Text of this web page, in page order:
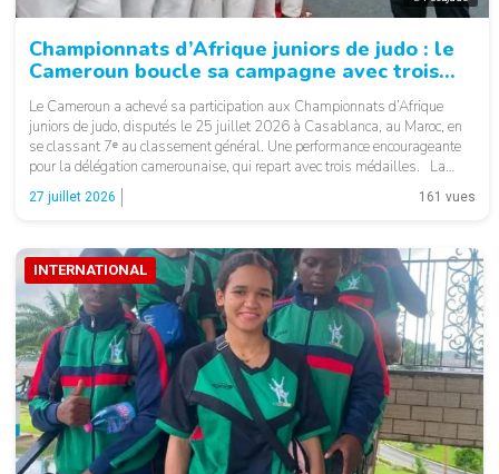
Championnats d’Afrique juniors de judo : le
Cameroun boucle sa campagne avec trois
médailles
Le Cameroun a achevé sa participation aux Championnats d’Afrique
juniors de judo, disputés le 25 juillet 2026 à Casablanca, au Maroc, en
se classant 7ᵉ au classement général. Une performance encourageante
pour la délégation camerounaise, qui repart avec trois médailles. La
meilleure performance est à mettre à l’actif de Guiolobo Mbili Marie
France, vice-championne […]
27 juillet 2026 161 vues
INTERNATIONAL